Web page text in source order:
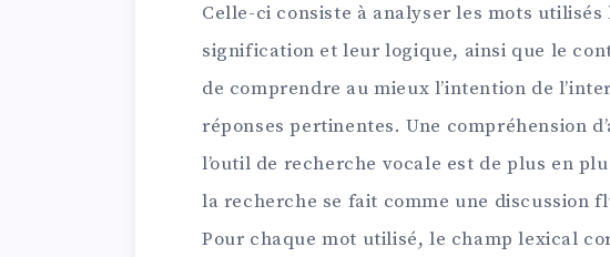
Celle-ci consiste à analyser les mots
signification et leur logique, ainsi que le
de comprendre au mieux l’intention de
réponses pertinentes. Une compréhension
l’outil de recherche vocale est de plus en
la recherche se fait comme une discussion
Pour chaque mot utilisé, le champ lexical